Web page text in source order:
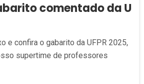
comentado da U
e confira o gabarito da UFPR 2025,
supertime de professores